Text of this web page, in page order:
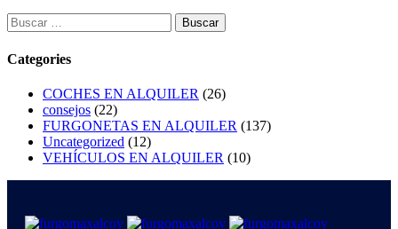
Categories
COCHES EN ALQUILER (26)
consejos (22)
FURGONETAS EN ALQUILER (137)
Uncategorized (12)
VEHÍCULOS EN ALQUILER (10)